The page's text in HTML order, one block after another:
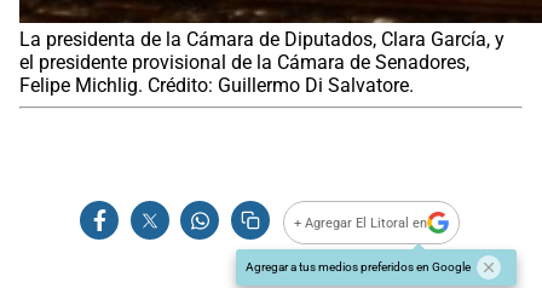
La presidenta de la Cámara de Diputados, Clara García, y
el presidente provisional de la Cámara de Senadores,
Felipe Michlig. Crédito: Guillermo Di Salvatore.
+ Agregar El Litoral en
Agregar a tus medios preferidos en Google